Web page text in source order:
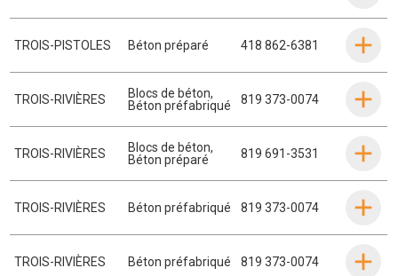
TROIS-PISTOLES Béton préparé 418 862-6381
TROIS-RIVIÈRES Blocs de béton,
Béton préfabriqué
819 373-0074
TROIS-RIVIÈRES Blocs de béton,
Béton préparé
819 691-3531
TROIS-RIVIÈRES Béton préfabriqué 819 373-0074
TROIS-RIVIÈRES Béton préfabriqué 819 373-0074